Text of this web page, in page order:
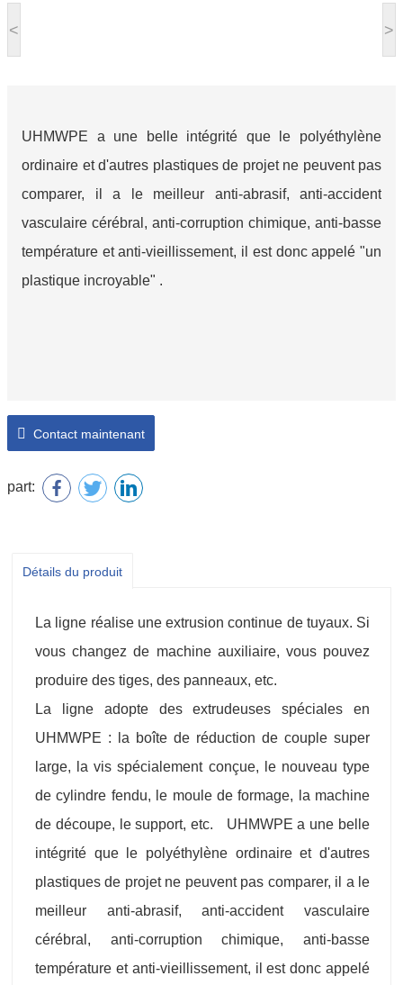
< >
UHMWPE a une belle intégrité que le polyéthylène
ordinaire et d'autres plastiques de projet ne peuvent pas
comparer, il a le meilleur anti-abrasif, anti-accident
vasculaire cérébral, anti-corruption chimique, anti-basse
température et anti-vieillissement, il est donc appelé "un
plastique incroyable" .
Contact maintenant
part:
Détails du produit
La ligne réalise une extrusion continue de tuyaux. Si
vous changez de machine auxiliaire, vous pouvez
produire des tiges, des panneaux, etc.
La ligne adopte des extrudeuses spéciales en
UHMWPE : la boîte de réduction de couple super
large, la vis spécialement conçue, le nouveau type
de cylindre fendu, le moule de formage, la machine
de découpe, le support, etc. UHMWPE a une belle
intégrité que le polyéthylène ordinaire et d'autres
plastiques de projet ne peuvent pas comparer, il a le
meilleur anti-abrasif, anti-accident vasculaire
cérébral, anti-corruption chimique, anti-basse
température et anti-vieillissement, il est donc appelé